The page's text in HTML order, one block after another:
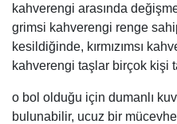
kahverengi arasında
grimsi kahverengi renge
kesildiğinde, kırmızımsı
kahverengi taşlar birçok kişi
o bol olduğu için dumanlı
bulunabilir, ucuz bir